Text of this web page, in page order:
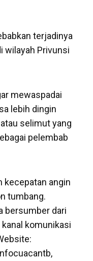
terjadinya
wilayah Privunsi
mewaspadai
lebih dingin
selimut yang
pelembab
kecepatan angin
tumbang.
bersumber dari
komunikasi